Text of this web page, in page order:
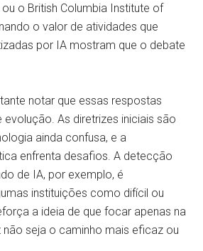
o British Columbia Institute of
o valor de atividades que
por IA mostram que o debate
notar que essas respostas
As diretrizes iniciais são
ainda confusa, e a
enfrenta desafios. A detecção
de IA, por exemplo, é
instituições como difícil ou
a ideia de que focar apenas na
não seja o caminho mais eficaz ou